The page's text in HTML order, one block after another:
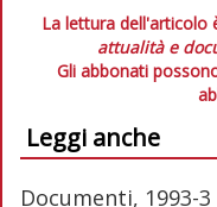
La lettura dell'articolo
attualità e
Gli abbonati
Leggi anche
Documenti, 1993-3